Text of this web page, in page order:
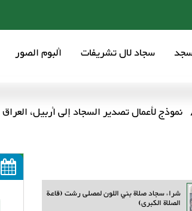
سجاد لال تشریفات ألبوم الصور
نموذج لأعمال تصدير السجاد إلى أربيل، العراق
شراء سجاد صلاة بني اللون لمصلى رشت (قاعة
الصلاة الكبرى)